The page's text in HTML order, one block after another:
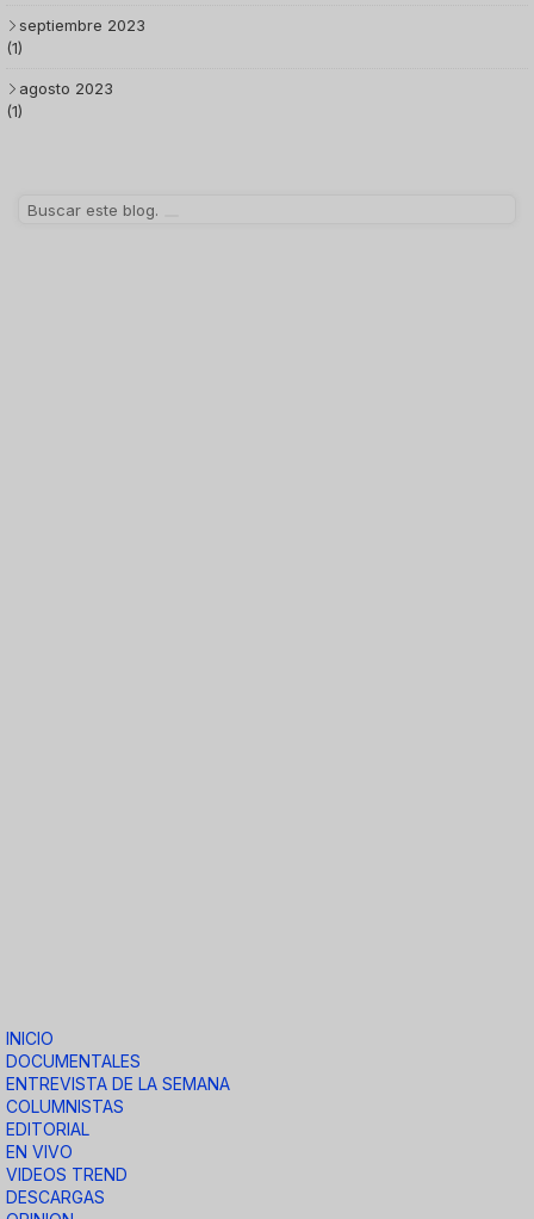
septiembre 2023
(1)
agosto 2023
(1)
INICIO
DOCUMENTALES
ENTREVISTA DE LA SEMANA
COLUMNISTAS
EDITORIAL
EN VIVO
VIDEOS TREND
DESCARGAS